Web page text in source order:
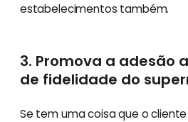
estabelecimentos também.
3. Promova a adesão
de fidelidade do
Se tem uma coisa que o